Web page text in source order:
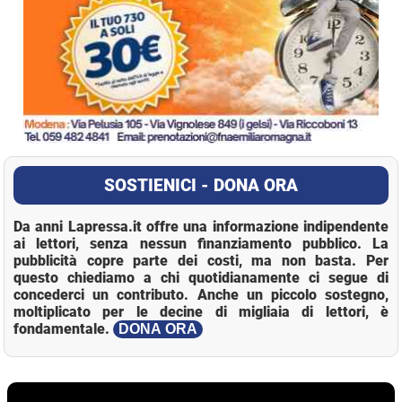
SOSTIENICI - DONA ORA
Da anni Lapressa.it offre una informazione indipendente
ai lettori, senza nessun finanziamento pubblico. La
pubblicità copre parte dei costi, ma non basta. Per
questo chiediamo a chi quotidianamente ci segue di
concederci un contributo. Anche un piccolo sostegno,
moltiplicato per le decine di migliaia di lettori, è
fondamentale.
DONA ORA